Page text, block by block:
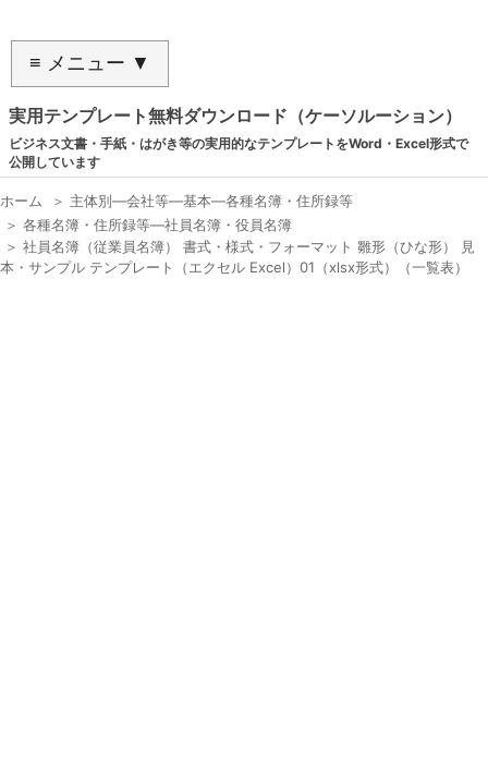
≡ メニュー ▼
実用テンプレート無料ダウンロード（ケーソルーション）
ビジネス文書・手紙・はがき等の実用的なテンプレートをWord・Excel形式で
公開しています
ホーム ＞ 主体別―会社等―基本―各種名簿・住所録等
＞ 各種名簿・住所録等―社員名簿・役員名簿
＞ 社員名簿（従業員名簿） 書式・様式・フォーマット 雛形（ひな形） 見
本・サンプル テンプレート（エクセル Excel）01（xlsx形式）（一覧表）